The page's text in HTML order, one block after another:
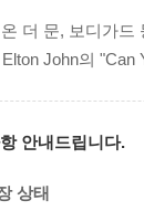
더 문, 보디가드
John의 "Can
안내드립니다.
상태